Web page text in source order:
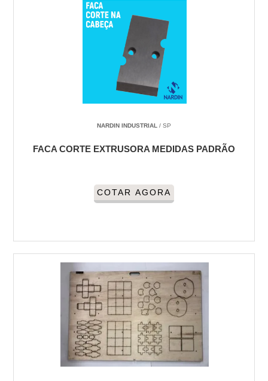
NARDIN INDUSTRIAL / SP
FACA CORTE EXTRUSORA MEDIDAS PADRÃO
COTAR AGORA